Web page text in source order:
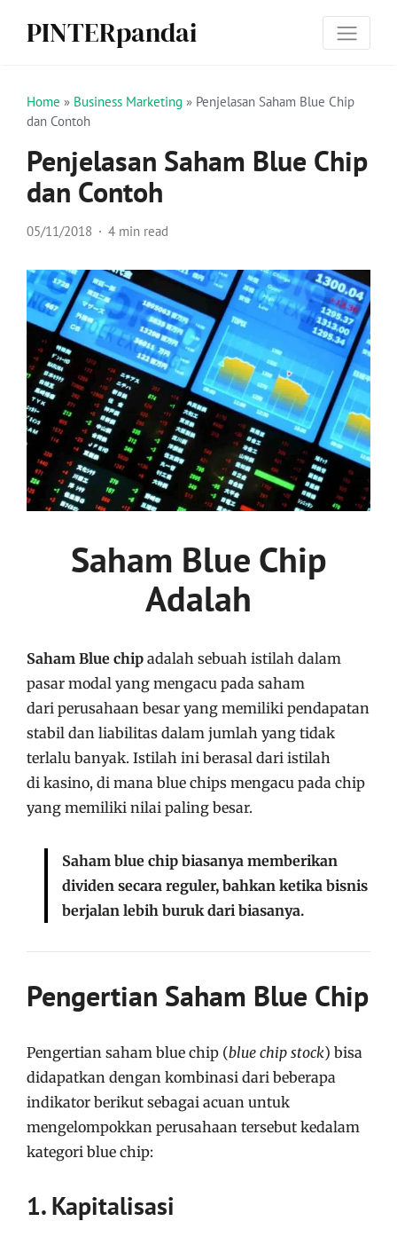
PINTERpandai
Home » Business Marketing » Penjelasan Saham Blue Chip
dan Contoh
Penjelasan Saham Blue Chip
dan Contoh
05/11/2018 4 min read
Saham Blue Chip
Adalah
Saham Blue chip adalah sebuah istilah dalam
pasar modal yang mengacu pada saham
dari perusahaan besar yang memiliki pendapatan
stabil dan liabilitas dalam jumlah yang tidak
terlalu banyak. Istilah ini berasal dari istilah
di kasino, di mana blue chips mengacu pada chip
yang memiliki nilai paling besar.
Saham blue chip biasanya memberikan
dividen secara reguler, bahkan ketika bisnis
berjalan lebih buruk dari biasanya.
Pengertian Saham Blue Chip
Pengertian saham blue chip (blue chip stock) bisa
didapatkan dengan kombinasi dari beberapa
indikator berikut sebagai acuan untuk
mengelompokkan perusahaan tersebut kedalam
kategori blue chip:
1. Kapitalisasi